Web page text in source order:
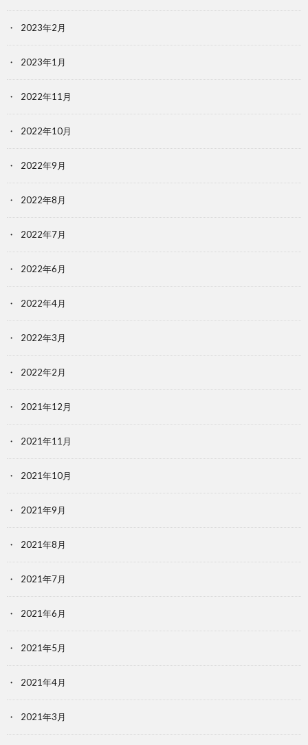
2023年2月
2023年1月
2022年11月
2022年10月
2022年9月
2022年8月
2022年7月
2022年6月
2022年4月
2022年3月
2022年2月
2021年12月
2021年11月
2021年10月
2021年9月
2021年8月
2021年7月
2021年6月
2021年5月
2021年4月
2021年3月